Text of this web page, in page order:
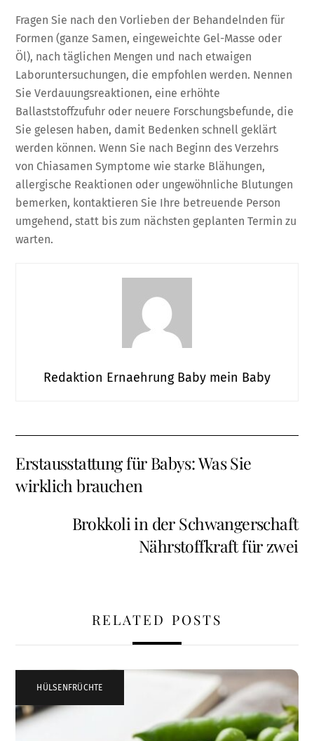
Fragen Sie nach den Vorlieben der Behandelnden für
Formen (ganze Samen, eingeweichte Gel-Masse oder
Öl), nach täglichen Mengen und nach etwaigen
Laboruntersuchungen, die empfohlen werden. Nennen
Sie Verdauungsreaktionen, eine erhöhte
Ballaststoffzufuhr oder neuere Forschungsbefunde, die
Sie gelesen haben, damit Bedenken schnell geklärt
werden können. Wenn Sie nach Beginn des Verzehrs
von Chiasamen Symptome wie starke Blähungen,
allergische Reaktionen oder ungewöhnliche Blutungen
bemerken, kontaktieren Sie Ihre betreuende Person
umgehend, statt bis zum nächsten geplanten Termin zu
warten.
Redaktion Ernaehrung Baby mein Baby
Erstausstattung für Babys: Was Sie
wirklich brauchen
Brokkoli in der Schwangerschaft
Nährstoffkraft für zwei
RELATED POSTS
HÜLSENFRÜCHTE